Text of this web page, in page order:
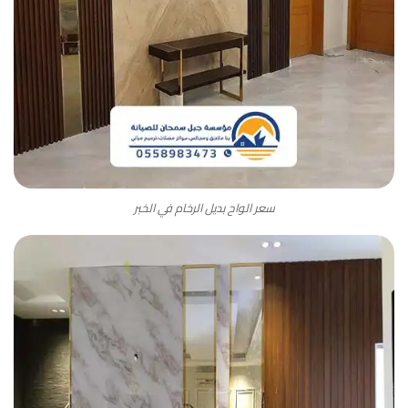
سعر الواح بديل الرخام في الخبر